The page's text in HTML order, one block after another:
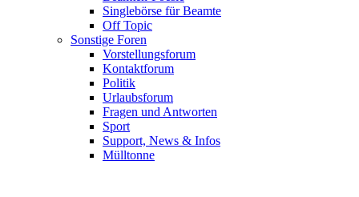
Singlebörse für Beamte
Off Topic
Sonstige Foren
Vorstellungsforum
Kontaktforum
Politik
Urlaubsforum
Fragen und Antworten
Sport
Support, News & Infos
Mülltonne